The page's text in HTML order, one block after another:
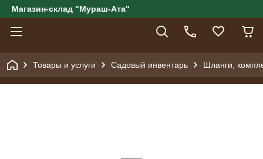
Магазин-склад "Мураш-Ата"
Товары и услуги Садовый инвентарь Шланги,